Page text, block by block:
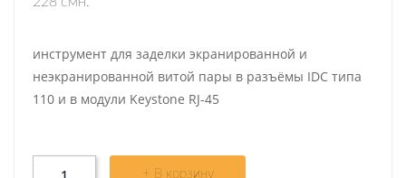
инструмент для заделки экранированной и
неэкранированной витой пары в разъёмы IDC типа
110 и в модули Keystone RJ-45
+ В корзину